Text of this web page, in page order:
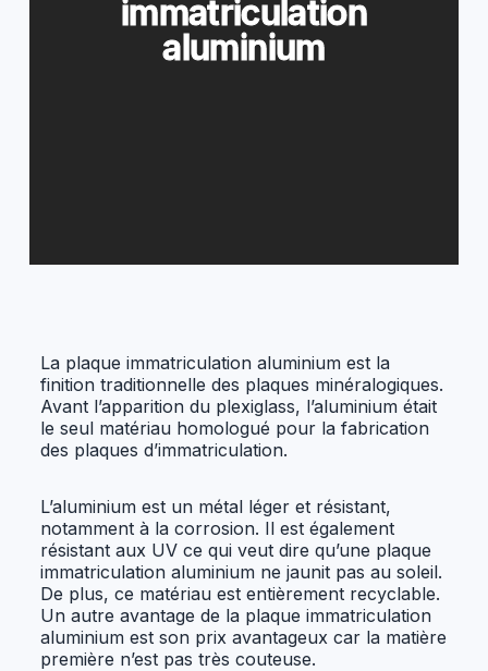
immatriculation
aluminium
La plaque immatriculation aluminium est la
finition traditionnelle des plaques minéralogiques.
Avant l’apparition du plexiglass, l’aluminium était
le seul matériau homologué pour la fabrication
des plaques d’immatriculation.
L’aluminium est un métal léger et résistant,
notamment à la corrosion. Il est également
résistant aux UV ce qui veut dire qu’une plaque
immatriculation aluminium ne jaunit pas au soleil.
De plus, ce matériau est entièrement recyclable.
Un autre avantage de la plaque immatriculation
aluminium est son prix avantageux car la matière
première n’est pas très couteuse.